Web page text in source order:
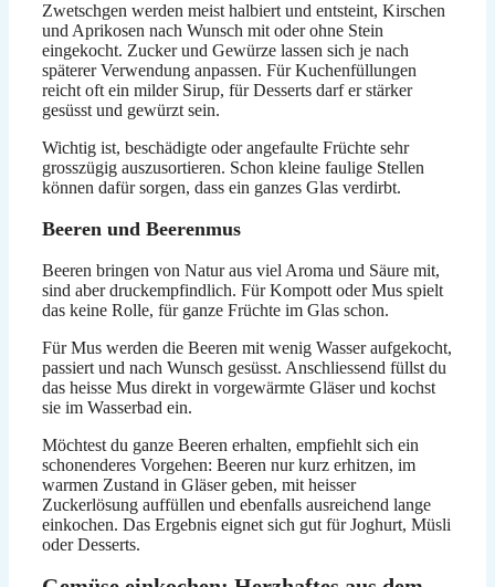
Zwetschgen werden meist halbiert und entsteint, Kirschen
und Aprikosen nach Wunsch mit oder ohne Stein
eingekocht. Zucker und Gewürze lassen sich je nach
späterer Verwendung anpassen. Für Kuchenfüllungen
reicht oft ein milder Sirup, für Desserts darf er stärker
gesüsst und gewürzt sein.
Wichtig ist, beschädigte oder angefaulte Früchte sehr
grosszügig auszusortieren. Schon kleine faulige Stellen
können dafür sorgen, dass ein ganzes Glas verdirbt.
Beeren und Beerenmus
Beeren bringen von Natur aus viel Aroma und Säure mit,
sind aber druckempfindlich. Für Kompott oder Mus spielt
das keine Rolle, für ganze Früchte im Glas schon.
Für Mus werden die Beeren mit wenig Wasser aufgekocht,
passiert und nach Wunsch gesüsst. Anschliessend füllst du
das heisse Mus direkt in vorgewärmte Gläser und kochst
sie im Wasserbad ein.
Möchtest du ganze Beeren erhalten, empfiehlt sich ein
schonenderes Vorgehen: Beeren nur kurz erhitzen, im
warmen Zustand in Gläser geben, mit heisser
Zuckerlösung auffüllen und ebenfalls ausreichend lange
einkochen. Das Ergebnis eignet sich gut für Joghurt, Müsli
oder Desserts.